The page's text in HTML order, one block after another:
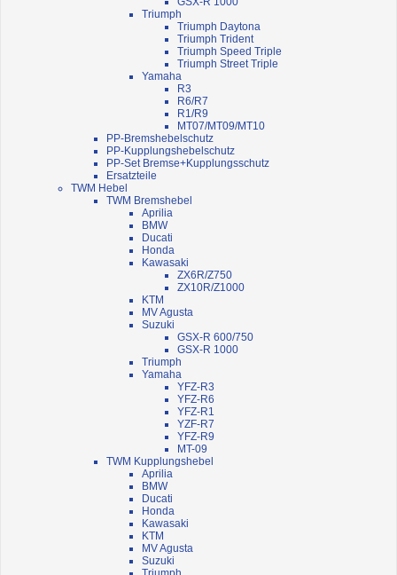
Triumph
Triumph Daytona
Triumph Trident
Triumph Speed Triple
Triumph Street Triple
Yamaha
R3
R6/R7
R1/R9
MT07/MT09/MT10
PP-Bremshebelschutz
PP-Kupplungshebelschutz
PP-Set Bremse+Kupplungsschutz
Ersatzteile
TWM Hebel
TWM Bremshebel
Aprilia
BMW
Ducati
Honda
Kawasaki
ZX6R/Z750
ZX10R/Z1000
KTM
MV Agusta
Suzuki
GSX-R 600/750
GSX-R 1000
Triumph
Yamaha
YFZ-R3
YFZ-R6
YFZ-R1
YZF-R7
YFZ-R9
MT-09
TWM Kupplungshebel
Aprilia
BMW
Ducati
Honda
Kawasaki
KTM
MV Agusta
Suzuki